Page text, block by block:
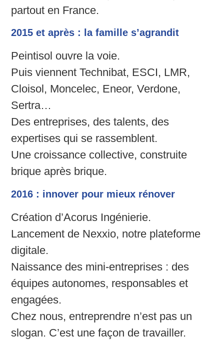
partout en France.
2015 et après : la famille s’agrandit
Peintisol ouvre la voie.
Puis viennent Technibat, ESCI, LMR,
Cloisol, Moncelec, Eneor, Verdone,
Sertra…
Des entreprises, des talents, des
expertises qui se rassemblent.
Une croissance collective, construite
brique après brique.
2016 : innover pour mieux rénover
Création d’Acorus Ingénierie.
Lancement de Nexxio, notre plateforme
digitale.
Naissance des mini-entreprises : des
équipes autonomes, responsables et
engagées.
Chez nous, entreprendre n’est pas un
slogan. C’est une façon de travailler.